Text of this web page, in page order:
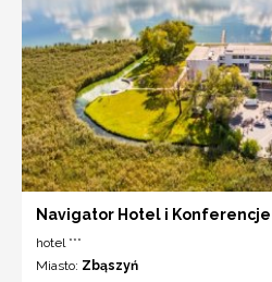
Navigator Hotel i Konferencje
hotel ***
Miasto: Zbąszyń